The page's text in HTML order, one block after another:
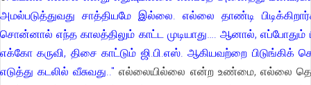
அமல்படுத்துவது சாத்தியமே இல்லை. எல்லை தாண்டி
சொன்னால் எந்த காலத்திலும் காட்ட முடியாது…. ஆனால்,
எக்கோ கருவி, திசை காட்டும் ஜி.பி.எஸ். ஆகியவற்றை
எடுத்து கடலில் வீசுவது.." எல்லையில்லை என்ற உண்மை, எல்லை